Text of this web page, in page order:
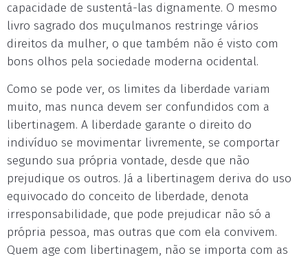
capacidade de sustentá-las dignamente. O mesmo
livro sagrado dos muçulmanos restringe vários
direitos da mulher, o que também não é visto com
bons olhos pela sociedade moderna ocidental.
Como se pode ver, os limites da liberdade variam
muito, mas nunca devem ser confundidos com a
libertinagem. A liberdade garante o direito do
indivíduo se movimentar livremente, se comportar
segundo sua própria vontade, desde que não
prejudique os outros. Já a libertinagem deriva do uso
equivocado do conceito de liberdade, denota
irresponsabilidade, que pode prejudicar não só a
própria pessoa, mas outras que com ela convivem.
Quem age com libertinagem, não se importa com as